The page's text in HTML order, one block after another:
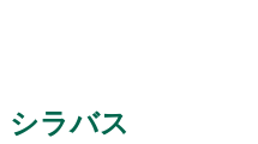
シラバス